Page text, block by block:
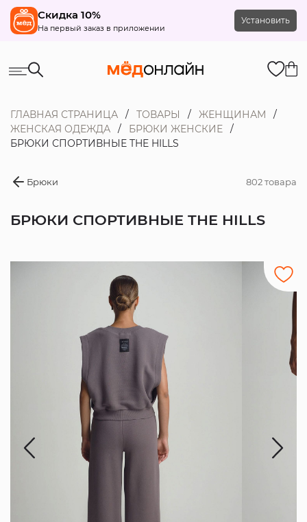
Скидка 10%
На первый заказ в приложении
Установить
ГЛАВНАЯ СТРАНИЦА ТОВАРЫ
ЖЕНЩИНАМ
ЖЕНСКАЯ ОДЕЖДА
БРЮКИ ЖЕНСКИЕ
БРЮКИ СПОРТИВНЫЕ THE HILLS
Брюки 802 товара
БРЮКИ СПОРТИВНЫЕ THE HILLS